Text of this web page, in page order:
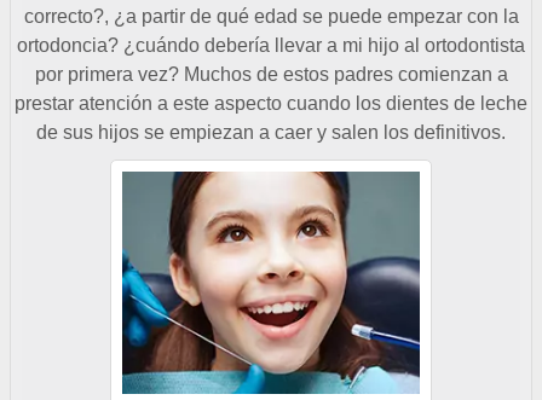
correcto?, ¿a partir de qué edad se puede empezar con la
ortodoncia? ¿cuándo debería llevar a mi hijo al ortodontista
por primera vez? Muchos de estos padres comienzan a
prestar atención a este aspecto cuando los dientes de leche
de sus hijos se empiezan a caer y salen los definitivos.